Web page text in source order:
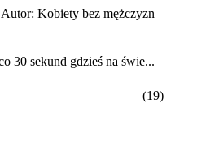
Kobiety bez mężczyzn
30 sekund gdzieś na świe...
(19)